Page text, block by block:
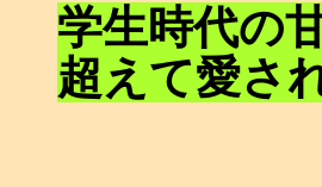
学生時代の
超えて愛さ